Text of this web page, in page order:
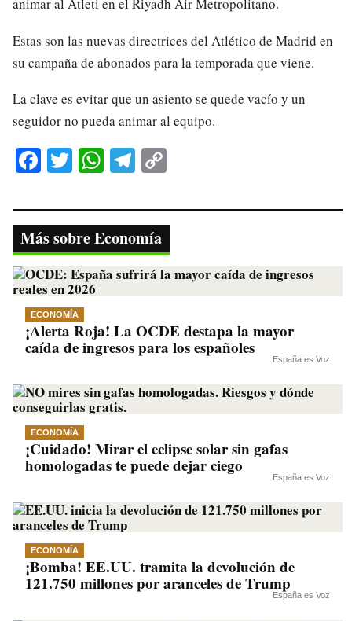
Estas son las nuevas directrices del Atlético de Madrid en
su campaña de abonados para la temporada que viene.
La clave es evitar que un asiento se quede vacío y un
seguidor no pueda animar al equipo.
Fa
bo
ok
T
tte
r
W
ts
A
pp
Te
gr
a
m
y
Li
nk
Más sobre Economía
ECONOMÍA
¡Alerta Roja! La OCDE destapa la mayor
caída de ingresos para los españoles
España es Voz
ECONOMÍA
¡Cuidado! Mirar el eclipse solar sin gafas
homologadas te puede dejar ciego
España es Voz
ECONOMÍA
¡Bomba! EE.UU. tramita la devolución de
121.750 millones por aranceles de Trump
España es Voz